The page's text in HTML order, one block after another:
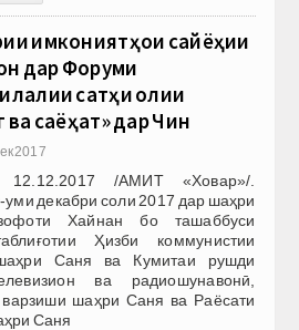
имкониятҳои сайёҳии
дар Форуми
сатҳи олии
ва саёҳат» дар Чин
2017
/АМИТ «Ховар»/.
уми декабри соли 2017 дар шаҳри
Хайнан бо ташаббуси
Ҳизби коммунистии
Саня ва Кумитаи рушди
ва радиошунавонӣ,
варзиши шаҳри Саня ва Раёсати
Саня